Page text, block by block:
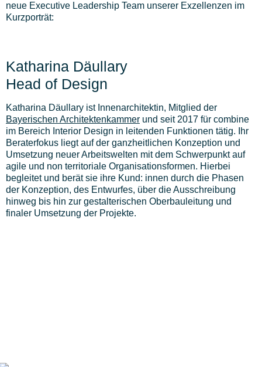
neue Executive Leadership Team unserer Exzellenzen im
Kurzporträt:
Katharina Däullary
Head of Design
Katharina Däullary ist Innenarchitektin, Mitglied der
Bayerischen Architektenkammer und seit 2017 für combine
im Bereich Interior Design in leitenden Funktionen tätig. Ihr
Beraterfokus liegt auf der ganzheitlichen Konzeption und
Umsetzung neuer Arbeitswelten mit dem Schwerpunkt auf
agile und non territoriale Organisationsformen. Hierbei
begleitet und berät sie ihre Kund: innen durch die Phasen
der Konzeption, des Entwurfes, über die Ausschreibung
hinweg bis hin zur gestalterischen Oberbauleitung und
finaler Umsetzung der Projekte.